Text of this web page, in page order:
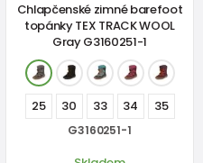
Chlapčenské zimné barefoot
topánky TEX TRACK WOOL
Gray G3160251-1
25 30 33 34 35
G3160251-1